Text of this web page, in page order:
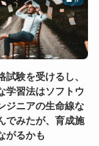
試験を受けるし、
学習法はソフトウ
ジニアの生命線な
でみたが、育成施
がるかも